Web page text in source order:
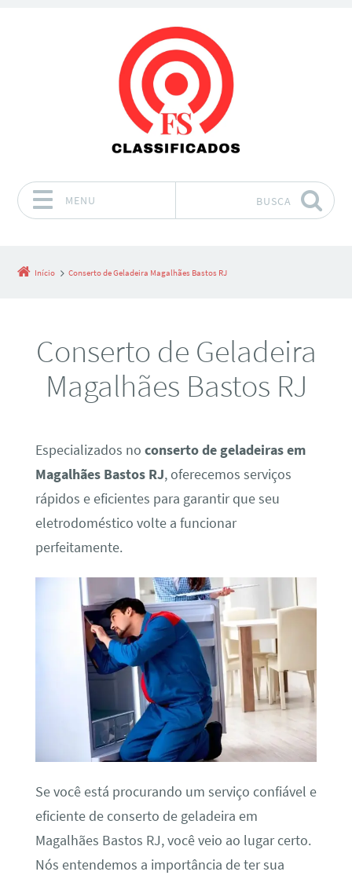
MENU BUSCA
Início Conserto de Geladeira Magalhães Bastos RJ
Conserto de Geladeira
Magalhães Bastos RJ
Especializados no conserto de geladeiras em
Magalhães Bastos RJ, oferecemos serviços
rápidos e eficientes para garantir que seu
eletrodoméstico volte a funcionar
perfeitamente.
Se você está procurando um serviço confiável e
eficiente de conserto de geladeira em
Magalhães Bastos RJ, você veio ao lugar certo.
Nós entendemos a importância de ter sua